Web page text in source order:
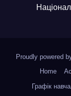
Proudly powered
Home
Графік